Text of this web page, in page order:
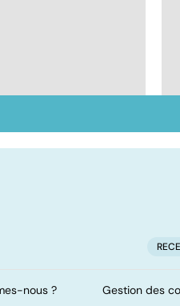
c'est facile !
nous ?
Gestion des